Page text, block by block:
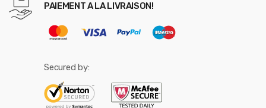
PAIEMENT A LA LIVRAISON!
Secured by: